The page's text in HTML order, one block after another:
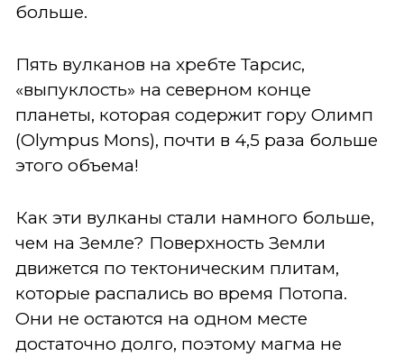
больше.
Пять вулканов на хребте Тарсис,
«выпуклость» на северном конце
планеты, которая содержит гору Олимп
(Olympus Mons), почти в 4,5 раза больше
этого объема!
Как эти вулканы стали намного больше,
чем на Земле? Поверхность Земли
движется по тектоническим плитам,
которые распались во время Потопа.
Они не остаются на одном месте
достаточно долго, поэтому магма не